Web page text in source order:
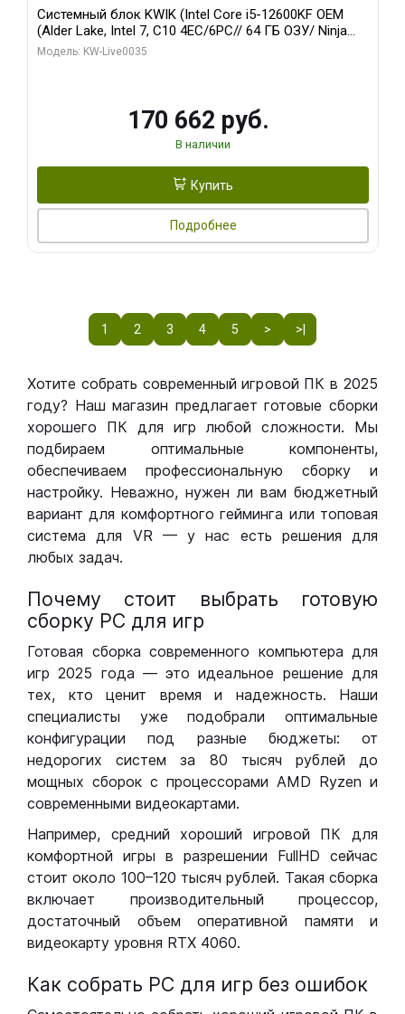
Системный блок KWIK (Intel Core i5-12600KF OEM
(Alder Lake, Intel 7, C10 4EC/6PC// 64 ГБ ОЗУ/ Ninja
Sinotex GTX1650 4GB 128bit GDDR6 DVI DP HDMI 2/
Модель: KW-Live0035
170 662 руб.
В наличии
Купить
Подробнее
1 2 3 4 5 > >|
Хотите собрать современный игровой ПК в 2025
году? Наш магазин предлагает готовые сборки
хорошего ПК для игр любой сложности. Мы
подбираем оптимальные компоненты,
обеспечиваем профессиональную сборку и
настройку. Неважно, нужен ли вам бюджетный
вариант для комфортного гейминга или топовая
система для VR — у нас есть решения для
любых задач.
Почему стоит выбрать готовую
сборку РС для игр
Готовая сборка современного компьютера для
игр 2025 года — это идеальное решение для
тех, кто ценит время и надежность. Наши
специалисты уже подобрали оптимальные
конфигурации под разные бюджеты: от
недорогих систем за 80 тысяч рублей до
мощных сборок с процессорами AMD Ryzen и
современными видеокартами.
Например, средний хороший игровой ПК для
комфортной игры в разрешении FullHD сейчас
стоит около 100–120 тысяч рублей. Такая сборка
включает производительный процессор,
достаточный объем оперативной памяти и
видеокарту уровня RTX 4060.
Как собрать РС для игр без ошибок